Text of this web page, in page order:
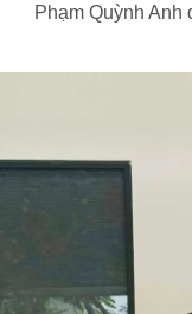
Phạm Quỳnh